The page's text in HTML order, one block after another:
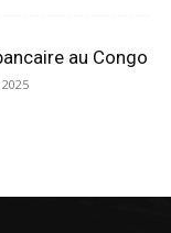
au Congo